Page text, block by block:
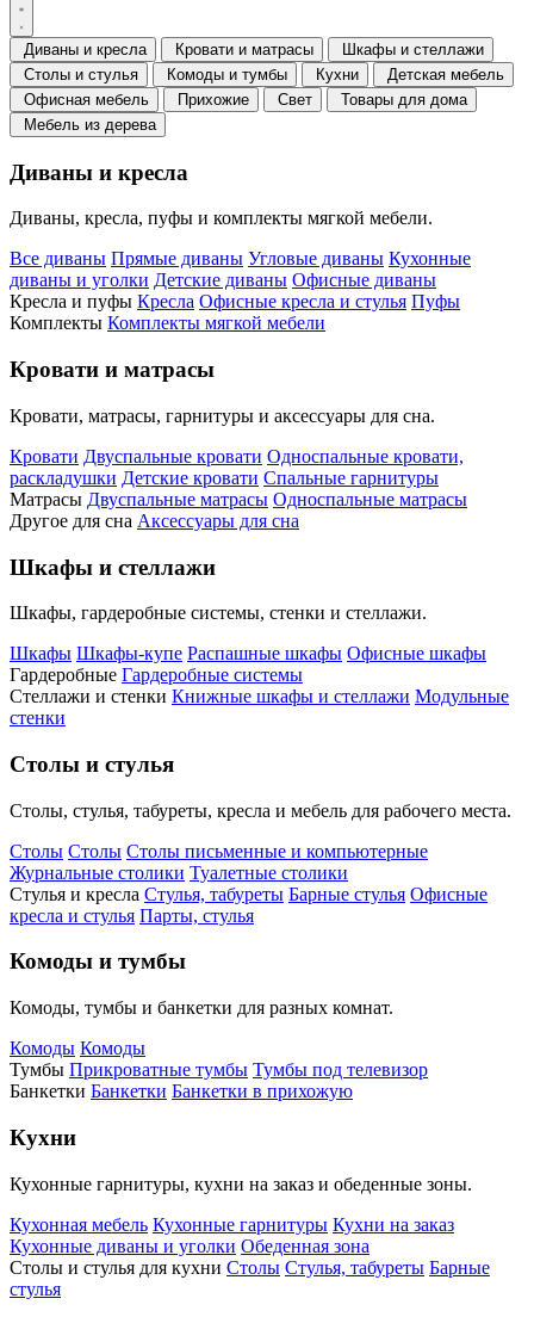
Диваны и кресла Кровати и матрасы
Шкафы и стеллажи
Столы и стулья
Комоды и тумбы Кухни
Детская мебель
Офисная мебель
Прихожие Свет
Товары для дома
Мебель из дерева
Диваны и кресла
Диваны, кресла, пуфы и комплекты мягкой мебели.
Все диваны Прямые диваны Угловые диваны Кухонные
диваны и уголки Детские диваны Офисные диваны
Кресла и пуфы Кресла Офисные кресла и стулья Пуфы
Комплекты Комплекты мягкой мебели
Кровати и матрасы
Кровати, матрасы, гарнитуры и аксессуары для сна.
Кровати Двуспальные кровати Односпальные кровати,
раскладушки Детские кровати Спальные гарнитуры
Матрасы Двуспальные матрасы Односпальные матрасы
Другое для сна Аксессуары для сна
Шкафы и стеллажи
Шкафы, гардеробные системы, стенки и стеллажи.
Шкафы Шкафы-купе Распашные шкафы Офисные шкафы
Гардеробные Гардеробные системы
Стеллажи и стенки Книжные шкафы и стеллажи Модульные
стенки
Столы и стулья
Столы, стулья, табуреты, кресла и мебель для рабочего места.
Столы Столы Столы письменные и компьютерные
Журнальные столики Туалетные столики
Стулья и кресла Стулья, табуреты Барные стулья Офисные
кресла и стулья Парты, стулья
Комоды и тумбы
Комоды, тумбы и банкетки для разных комнат.
Комоды Комоды
Тумбы Прикроватные тумбы Тумбы под телевизор
Банкетки Банкетки Банкетки в прихожую
Кухни
Кухонные гарнитуры, кухни на заказ и обеденные зоны.
Кухонная мебель Кухонные гарнитуры Кухни на заказ
Кухонные диваны и уголки Обеденная зона
Столы и стулья для кухни Столы Стулья, табуреты Барные
стулья